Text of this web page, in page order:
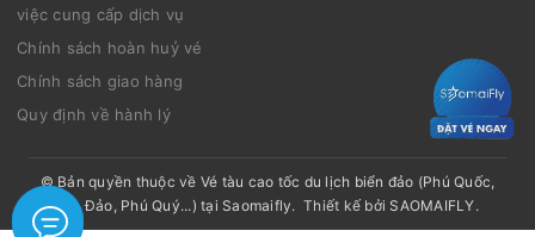
việc cung cấp dịch vụ
Chính sách hoàn huỷ vé
Chính sách giao hàng
Quy định về hành lý
© Bản quyền thuộc về Vé tàu cao tốc du lịch biển đảo (Phú Quốc,
Côn Đảo, Phú Quý...) tại Saomaifly.Thiết kế bởi SAOMAIFLY.